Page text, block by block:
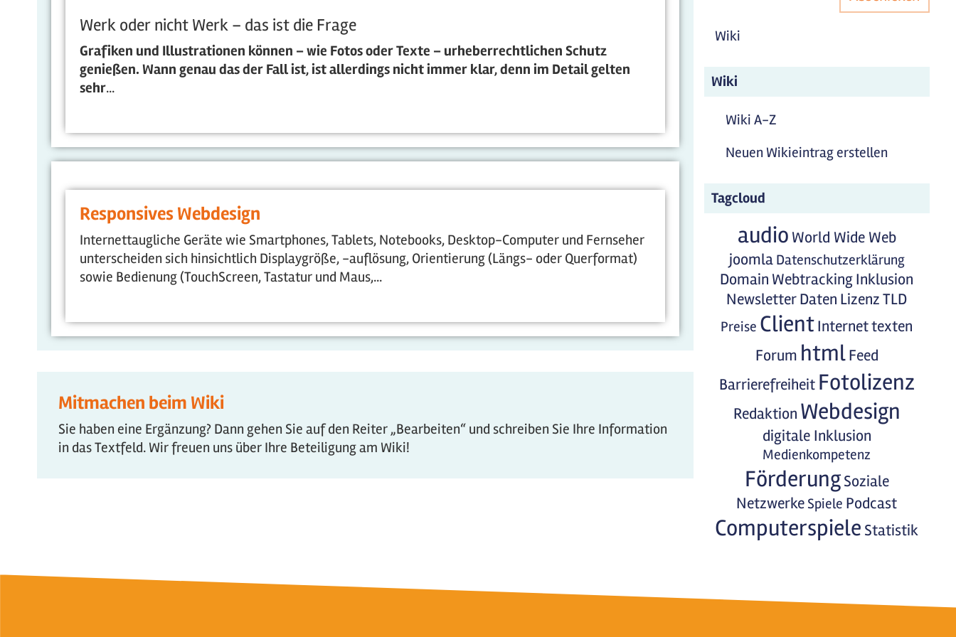
Werk oder nicht Werk – das ist die Frage
Grafiken und Illustrationen können – wie Fotos oder Texte – urheberrechtlichen Schutz
genießen. Wann genau das der Fall ist, ist allerdings nicht immer klar, denn im Detail gelten
sehr...
Responsives Webdesign
Internettaugliche Geräte wie Smartphones, Tablets, Notebooks, Desktop-Computer und Fernseher
unterscheiden sich hinsichtlich Displaygröße, -auflösung, Orientierung (Längs- oder Querformat)
sowie Bedienung (TouchScreen, Tastatur und Maus,...
Mitmachen beim Wiki
Sie haben eine Ergänzung? Dann gehen Sie auf den Reiter „Bearbeiten“ und schreiben Sie Ihre Information
in das Textfeld. Wir freuen uns über Ihre Beteiligung am Wiki!
Wiki
Wiki
Wiki A-Z
Neuen Wikieintrag erstellen
Tagcloud
audio World Wide Web
joomla Datenschutzerklärung
Domain WebtrackingInklusion
NewsletterDaten Lizenz TLD
Preise ClientInternettexten
Forum html Feed
Barrierefreiheit Fotolizenz
Redaktion Webdesign
digitale Inklusion
Medienkompetenz
Förderung Soziale
Netzwerke Spiele Podcast
Computerspiele Statistik